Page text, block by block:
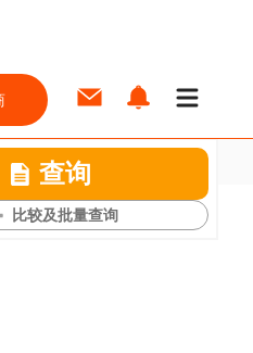
查询
比较及批量查询